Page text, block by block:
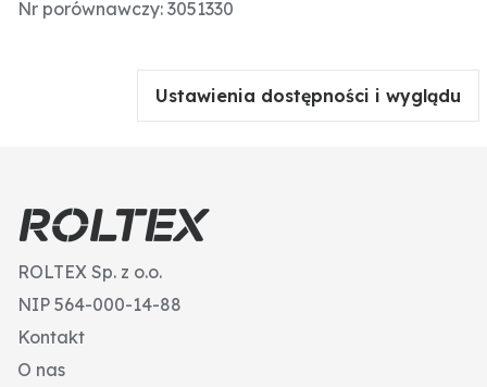
Nr porównawczy: 3051330
Ustawienia dostępności i wyglądu
ROLTEX Sp. z o.o.
NIP 564-000-14-88
Kontakt
O nas